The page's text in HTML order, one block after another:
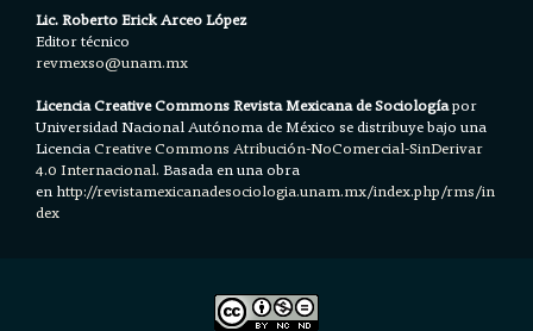
Lic. Roberto Erick Arceo López
Editor técnico
revmexso@unam.mx
Licencia Creative Commons Revista Mexicana de Sociologíapor
Universidad Nacional Autónoma de México se distribuye bajo una
LicenciaCreative Commons Atribución-NoComercial-SinDerivar
4.0 Internacional.Basada en una obra
en http://revistamexicanadesociologia.unam.mx/index.php/rms/in
dex